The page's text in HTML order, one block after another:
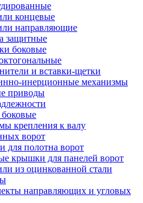
концевые
направляющие
защитные
боковые
и вставки-щетки
инерционные механизмы
приводы
крепления к валу
ворот
для полотна ворот
крышки для панелей ворот
из оцинкованной стали
направляющих и угловых